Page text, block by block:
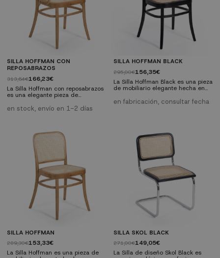
SILLA HOFFMAN CON
REPOSABRAZOS
313,64€166,23€
La Silla Hoffman con reposabrazos
es una elegante pieza de
maciza de olmo con un asiento y
respaldo de mimbre, asegurando
hogar o negocios con un diseño
Dimensiones: Ancho 45 cm | Alto
83 cm | Profundidad del asiento
41 cm Altura...
en stock, envío en 1-2 días
SILLA HOFFMAN BLACK
295,00€156,35€
La Silla Hoffman Black es una pieza
de mobiliario elegante hecha en
asiento de mimbre, que asegura
tanto durabilidad como
atractiva, sino también una
experiencia de asiento muy
confortable. Ideal para el hogar o
para negocios....
en fabricación, consultar fecha
SILLA HOFFMAN
289,30€153,33€
La Silla Hoffman es una pieza de
SILLA SKOL BLACK
271,00€149,05€
La Silla de diseño Skol Black es